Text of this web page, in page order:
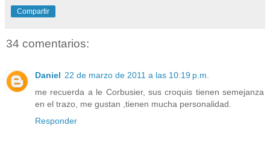
Compartir
34 comentarios:
Daniel 22 de marzo de 2011 a las 10:19 p.m.
me recuerda a le Corbusier, sus croquis tienen semejanza
en el trazo, me gustan ,tienen mucha personalidad.
Responder